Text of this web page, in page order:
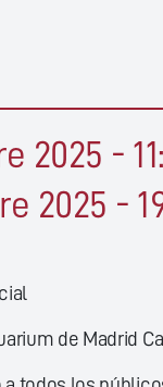
2025 -
2025 -
de Madrid